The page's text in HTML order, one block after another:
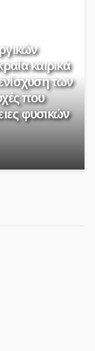
καιρικά
των
που
φυσικών